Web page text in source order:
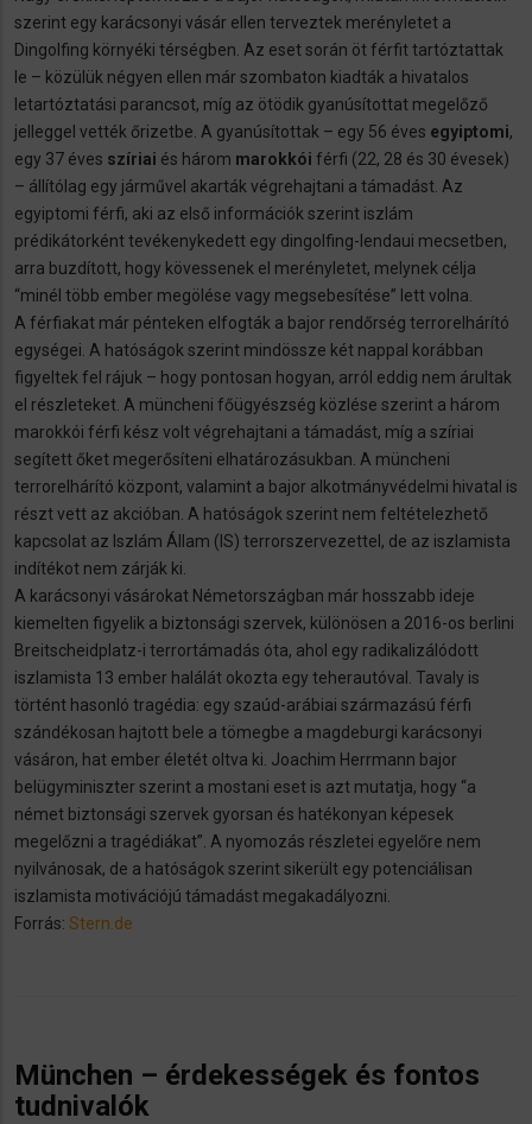
szerint egy karácsonyi vásár ellen terveztek merényletet a
Dingolfing környéki térségben. Az eset során öt férfit tartóztattak
le – közülük négyen ellen már szombaton kiadták a hivatalos
letartóztatási parancsot, míg az ötödik gyanúsítottat megelőző
jelleggel vették őrizetbe. A gyanúsítottak – egy 56 éves egyiptomi,
egy 37 éves szíriai és három marokkói férfi (22, 28 és 30 évesek)
– állítólag egy járművel akarták végrehajtani a támadást. Az
egyiptomi férfi, aki az első információk szerint iszlám
prédikátorként tevékenykedett egy dingolfing-lendaui mecsetben,
arra buzdított, hogy kövessenek el merényletet, melynek célja
“minél több ember megölése vagy megsebesítése” lett volna.
A férfiakat már pénteken elfogták a bajor rendőrség terrorelhárító
egységei. A hatóságok szerint mindössze két nappal korábban
figyeltek fel rájuk – hogy pontosan hogyan, arról eddig nem árultak
el részleteket. A müncheni főügyészség közlése szerint a három
marokkói férfi kész volt végrehajtani a támadást, míg a szíriai
segített őket megerősíteni elhatározásukban. A müncheni
terrorelhárító központ, valamint a bajor alkotmányvédelmi hivatal is
részt vett az akcióban. A hatóságok szerint nem feltételezhető
kapcsolat az Iszlám Állam (IS) terrorszervezettel, de az iszlamista
indítékot nem zárják ki.
A karácsonyi vásárokat Németországban már hosszabb ideje
kiemelten figyelik a biztonsági szervek, különösen a 2016-os berlini
Breitscheidplatz-i terrortámadás óta, ahol egy radikalizálódott
iszlamista 13 ember halálát okozta egy teherautóval. Tavaly is
történt hasonló tragédia: egy szaúd-arábiai származású férfi
szándékosan hajtott bele a tömegbe a magdeburgi karácsonyi
vásáron, hat ember életét oltva ki. Joachim Herrmann bajor
belügyminiszter szerint a mostani eset is azt mutatja, hogy “a
német biztonsági szervek gyorsan és hatékonyan képesek
megelőzni a tragédiákat”. A nyomozás részletei egyelőre nem
nyilvánosak, de a hatóságok szerint sikerült egy potenciálisan
iszlamista motivációjú támadást megakadályozni.
Forrás: Stern.de
München – érdekességek és fontos
tudnivalók